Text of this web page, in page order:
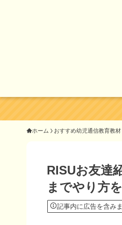
ホーム おすすめ幼児通信教育教材
RISUお友達
までやり方
記事内に広告を含み